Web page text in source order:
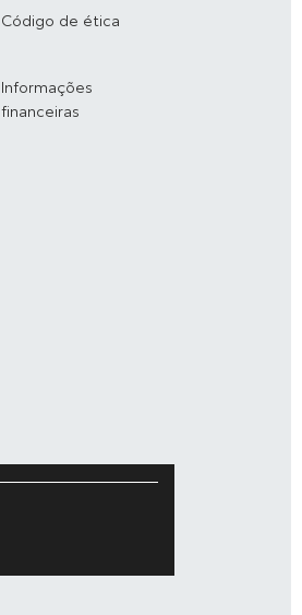
Código de ética
Informações
financeiras